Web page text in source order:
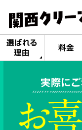
選ばれる
理由
料金
実際に